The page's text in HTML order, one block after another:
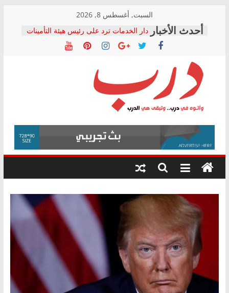
content
السبت, أغسطس 8, 2026
دار الخدمات ترد على رئيس هيئة التأمينات
بعد مؤتمره الصحفي: إنكار الأزمة لا ينهي
معاناة أصحاب المعاشات.. ونطالب بكشف
فرحات سليمان يكتب: القطاع الصحي إلى
أين؟
حزب التحالف الشعبي يطلق لجنة “الحق
في الصحة” بالإسكندرية لرصد الانتهاكات
ودعم المرضى
الوزاري لمدينة الصحفيين.. وانتهاء أعمال
إنشاء المبنى الإداري
المجلس القومي لحقوق الإنسان يعلن
متابعة قضية الدكتور محمد زهران.. ويؤكد:
قرينة البراءة وضمانات المحاكمة العادلة
درب
وأتوه
درب..
وتبقى
هي